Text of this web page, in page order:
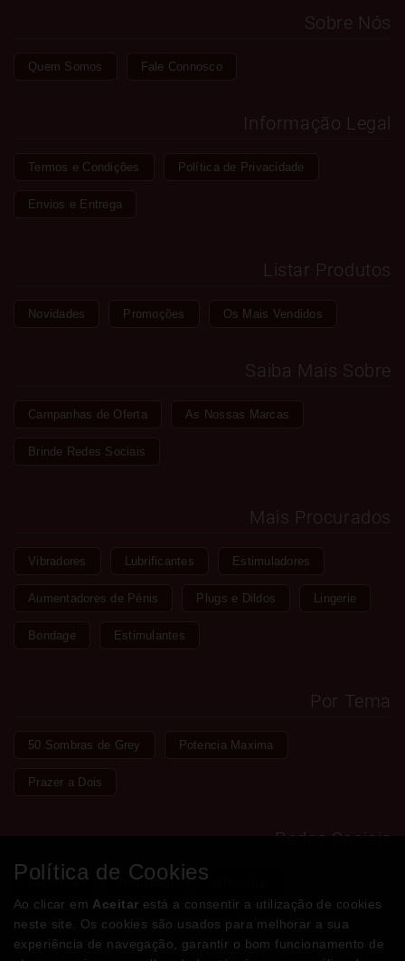
Sobre Nós
Quem Somos Fale Connosco
Informação Legal
Termos e Condições Política de Privacidade
Envios e Entrega
Listar Produtos
Novidades Promoções Os Mais Vendidos
Saiba Mais Sobre
Campanhas de Oferta As Nossas Marcas
Brinde Redes Sociais
Mais Procurados
Vibradores Lubrificantes Estimuladores
Aumentadores de Pénis Plugs e Dildos Lingerie
Bondage Estimulantes
Por Tema
50 Sombras de Grey Potencia Maxima
Prazer a Dois
Redes Sociais
Facebook Instagram
Métodos de Pagamento
Política de Cookies
Ao clicar em Aceitar está a consentir a utilização de cookies
neste site. Os cookies são usados para melhorar a sua
experiência de navegação, garantir o bom funcionamento de